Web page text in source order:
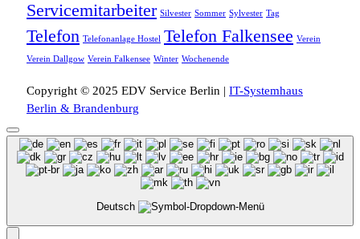
Servicemitarbeiter Silvester Sommer Sylvester Tag
Telefon Telefonanlage Hostel Telefon Falkensee Verein
Verein Dallgow Verein Falkensee Winter Wochenende
Copyright © 2025 EDV Service Berlin | IT-Systemhaus
Berlin & Brandenburg
Deutsch